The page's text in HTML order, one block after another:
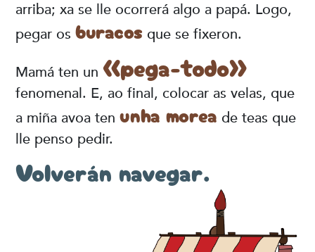
arriba; xa se lle ocorrerá algo a papá. Logo,
pegar osburacos que se fixeron.
Mamá ten un «pega-todo»
fenomenal. E, ao final, colocar as velas, que
a miña avoa tenunha morea de teas que
lle penso pedir.
Volverán navegar.